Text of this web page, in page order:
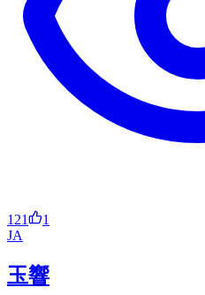
121
1
JA
玉響